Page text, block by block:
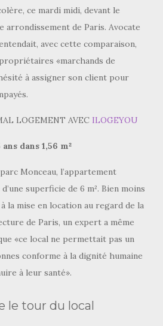
ce mardi midi, devant le
arrondissement de Paris. Avocate
avec cette comparaison,
«marchands de
à assigner son client pour
LOGEMENT AVEC ILOGEYOU
dans 1,56 m²
Monceau, l’appartement
superficie de 6 m². Bien moins
la mise en location au regard de la
de Paris, un expert a même
«ce local ne permettait pas un
conforme à la dignité humaine
à leur santé».
le tour du local